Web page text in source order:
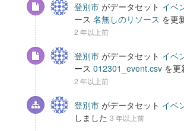
登別市 がデータセット イベ
ース 名無しのリソース を更
2 年以上前
登別市 がデータセット イベ
ース 012301_event.csv を更
2 年以上前
登別市 がデータセット イベ
しました 3 年以上前